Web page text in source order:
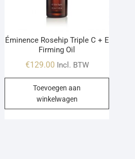
Éminence Rosehip Triple C + E
Firming Oil
€129.00 Incl. BTW
Toevoegen aan
winkelwagen